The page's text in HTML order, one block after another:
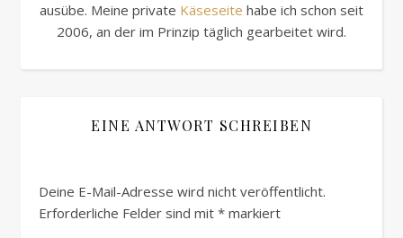
ausübe. Meine private Käseseite habe ich schon seit
2006, an der im Prinzip täglich gearbeitet wird.
EINE ANTWORT SCHREIBEN
Deine E-Mail-Adresse wird nicht veröffentlicht.
Erforderliche Felder sind mit * markiert